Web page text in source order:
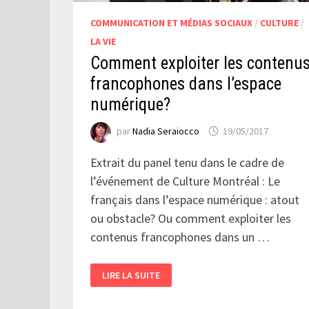
COMMUNICATION ET MÉDIAS SOCIAUX / CULTURE /
LA VIE
Comment exploiter les
francophones dans l’espace
numérique?
parNadia Seraiocco 19/05/2017
Extrait du panel tenu dans le cadre de
l’événement de Culture Montréal : Le
français dans l’espace numérique : atout
ou obstacle? Ou comment exploiter les
contenus francophones dans un …
EXPLOITER
LES
LIRE LA SUITE